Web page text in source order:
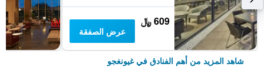
609 ﷼
عرض الصفقة
شاهد المزيد من أهم الفنادق في غيونغجو